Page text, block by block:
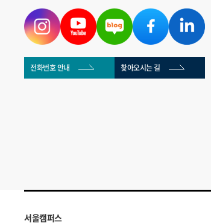
전화번호 안내 찾아오시는 길
서울캠퍼스